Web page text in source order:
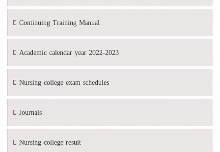
Continuing Training Manual
Academic calendar year 2022-2023
Nursing college exam schedules
Journals
Nursing college result